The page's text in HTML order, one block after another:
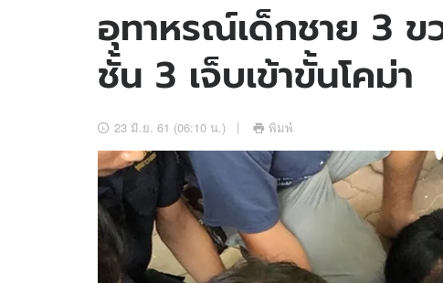
ข่าวบันเทิง
ข่าวกีฬา
ข่าวเศรษฐกิจ
อัปเดตจีน
เช็กข่าวชัวร์
สถิติหวยไทย
หวยลาว
อุทาหรณ์เด็กชาย 3 ข
ชั้น 3 เจ็บเข้าขั้นโคม่า
23 มิ.ย. 61 (06:10 น.) พิมพ์